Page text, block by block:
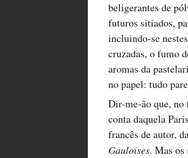
beligerantes de
futuros sitiados,
incluindo-se
cruzadas, o fumo
aromas da
no papel: tudo
Dir-me-ão que, no
conta daquela
francês de autor,
Gauloises. Mas os